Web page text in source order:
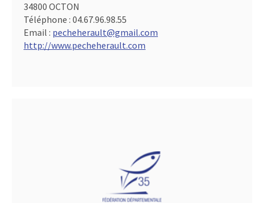
34800 OCTON
Téléphone : 04.67.96.98.55
Email : pecheherault@gmail.com
http://www.pecheherault.com